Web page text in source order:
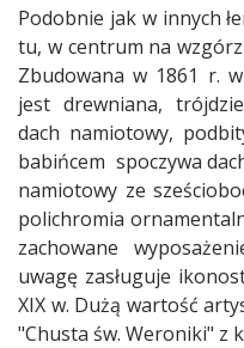
Podobnie jak w innych
tu, w centrum na
Zbudowana w 1861 r.
jest drewniana,
dach namiotowy,
babińcem spoczywa
namiotowy ze
polichromia
zachowane
uwagę zasługuje
XIX w. Dużą wartość
"Chusta św. Weroniki" z